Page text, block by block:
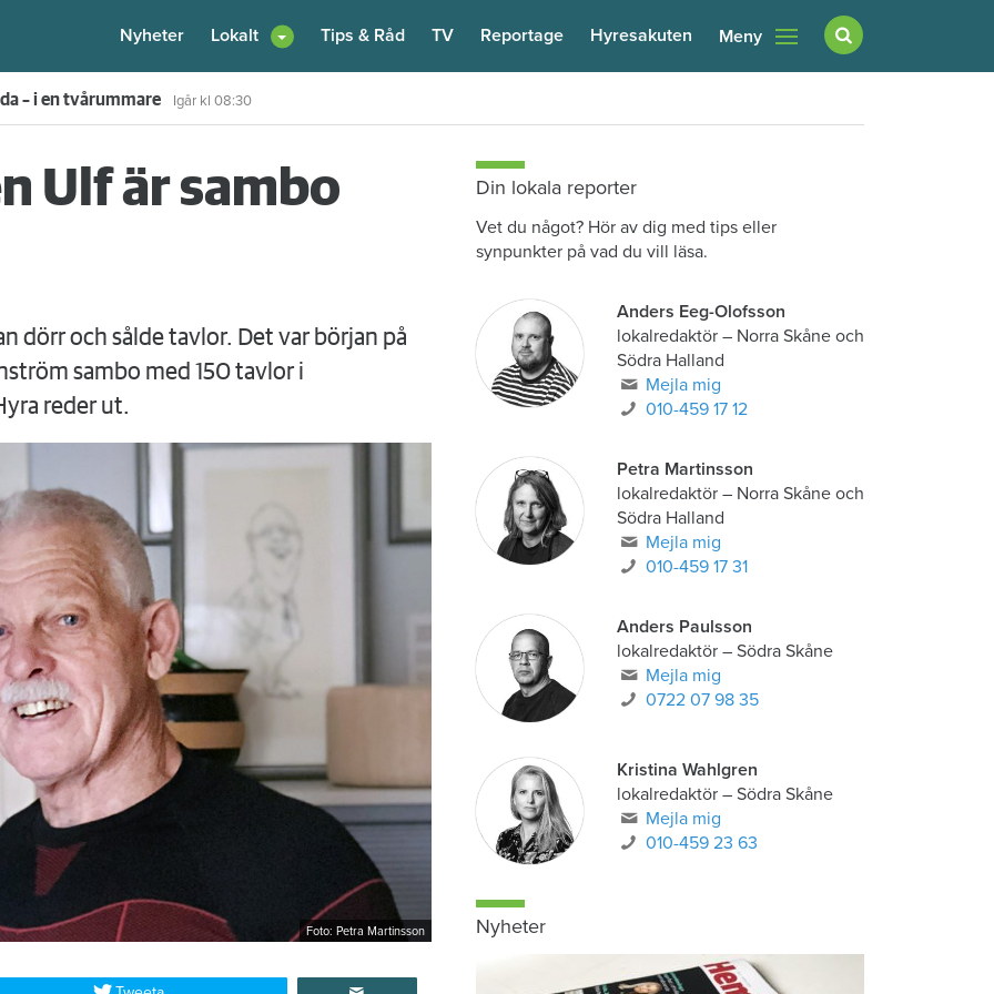
Nyheter Lokalt Tips & Råd TV Reportage Hyresakuten Meny
"Flera fina fördelar med att dela bostad"
Ulf är sambo
dörr och sålde tavlor. Det var början på
sambo med 150 tavlor i
reder ut.
Foto: Petra Martinsson
Din lokala reporter
Vet du något? Hör av dig med tips eller
synpunkter på vad du vill läsa.
Anders Eeg-Olofsson
lokalredaktör– Norra Skåne och
Södra Halland
Mejla mig
010-459 17 12
Petra Martinsson
lokalredaktör– Norra Skåne och
Södra Halland
Mejla mig
010-459 17 31
Anders Paulsson
lokalredaktör– Södra Skåne
Mejla mig
0722 07 98 35
Kristina Wahlgren
lokalredaktör– Södra Skåne
Mejla mig
010-459 23 63
Nyheter